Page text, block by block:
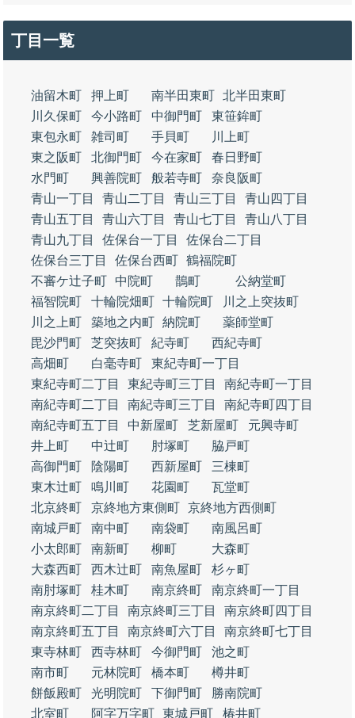
丁目一覧
油留木町 押上町 南半田東町 北半田東町
川久保町
今小路町 中御門町
東笹鉾町
東包永町
雑司町 手貝町
川上町
東之阪町
北御門町 今在家町
春日野町
水門町
興善院町 般若寺町
奈良阪町
青山一丁目
青山二丁目 青山三丁目
青山四丁目
青山五丁目
青山六丁目 青山七丁目
青山八丁目
青山九丁目
佐保台一丁目
佐保台二丁目
佐保台三丁目
佐保台西町 鶴福院町
不審ケ辻子町
中院町 鵲町
公納堂町
福智院町
十輪院畑町 十輪院町
川之上突抜町
川之上町
築地之内町 納院町
薬師堂町
毘沙門町
芝突抜町 紀寺町
西紀寺町
高畑町
白毫寺町
東紀寺町一丁目
東紀寺町二丁目
東紀寺町三丁目
南紀寺町一丁目
南紀寺町二丁目
南紀寺町三丁目
南紀寺町四丁目
南紀寺町五丁目
中新屋町 芝新屋町
元興寺町
井上町
中辻町 肘塚町
脇戸町
高御門町
陰陽町 西新屋町
三棟町
東木辻町
鳴川町 花園町
瓦堂町
北京終町
京終地方東側町 京終地方西側町
南城戸町
南中町 南袋町
南風呂町
小太郎町
南新町 柳町
大森町
大森西町
西木辻町 南魚屋町
杉ヶ町
南肘塚町
桂木町 南京終町
南京終町一丁目
南京終町二丁目
南京終町三丁目
南京終町四丁目
南京終町五丁目
南京終町六丁目
南京終町七丁目
東寺林町
西寺林町 今御門町
池之町
南市町
元林院町 橋本町
樽井町
餅飯殿町
光明院町 下御門町
勝南院町
北室町
阿字万字町 東城戸町 椿井町